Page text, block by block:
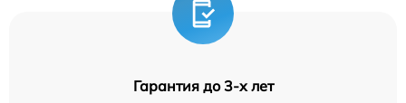
Гарантия до 3-х лет